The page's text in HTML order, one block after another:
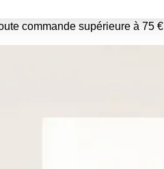
commande supérieure à 75 €